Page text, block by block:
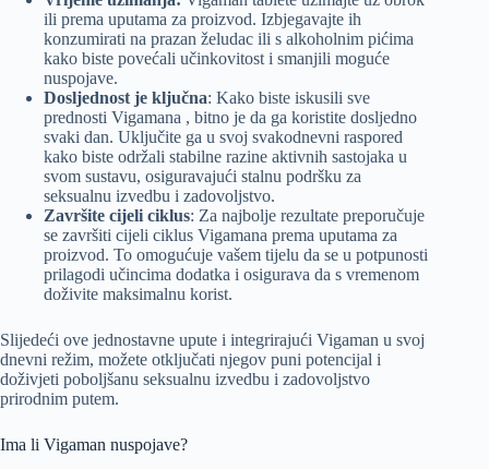
ili prema uputama za proizvod. Izbjegavajte ih
konzumirati na prazan želudac ili s alkoholnim pićima
kako biste povećali učinkovitost i smanjili moguće
nuspojave.
Dosljednost je ključna: Kako biste iskusili sve
prednosti Vigamana , bitno je da ga koristite dosljedno
svaki dan. Uključite ga u svoj svakodnevni raspored
kako biste održali stabilne razine aktivnih sastojaka u
svom sustavu, osiguravajući stalnu podršku za
seksualnu izvedbu i zadovoljstvo.
Završite cijeli ciklus: Za najbolje rezultate preporučuje
se završiti cijeli ciklus Vigamana prema uputama za
proizvod. To omogućuje vašem tijelu da se u potpunosti
prilagodi učincima dodatka i osigurava da s vremenom
doživite maksimalnu korist.
Slijedeći ove jednostavne upute i integrirajući Vigaman u svoj
dnevni režim, možete otključati njegov puni potencijal i
doživjeti poboljšanu seksualnu izvedbu i zadovoljstvo
prirodnim putem.
Ima li Vigaman nuspojave?